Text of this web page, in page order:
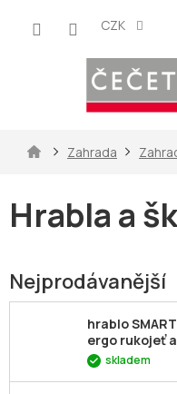
CZK
DomůZahrada
Hrabla a
Nejprodávanější
hrablo
ergo rukojeť
skladem